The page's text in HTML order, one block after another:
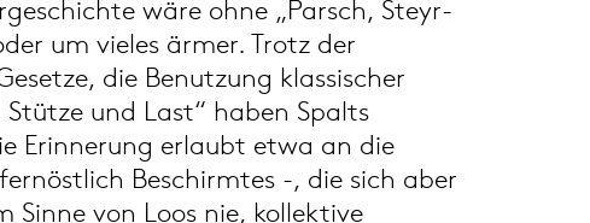
wäre ohne „Parsch, Steyr-
um vieles ärmer. Trotz der
die Benutzung klassischer
und Last“ haben Spalts
Erinnerung erlaubt etwa an die
Beschirmtes -, die sich aber
Sinne von Loos nie, kollektive